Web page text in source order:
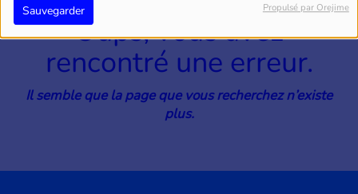
Sauvegarder Propulsé par Orejime
Oups, vous avez
rencontré une erreur.
Il semble que la page que vous recherchez n’existe
plus.